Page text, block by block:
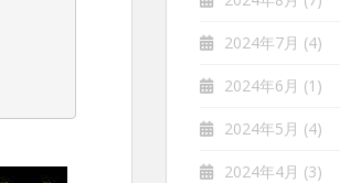
2024年7月 (4)
2024年6月 (1)
2024年5月 (4)
2024年4月 (3)